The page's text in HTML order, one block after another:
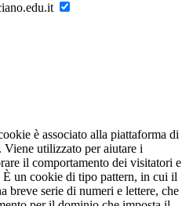
è associato alla piattaforma di
utilizzato per aiutare i
il comportamento dei visitatori e
È un cookie di tipo pattern, in cui il
breve serie di numeri e lettere, che